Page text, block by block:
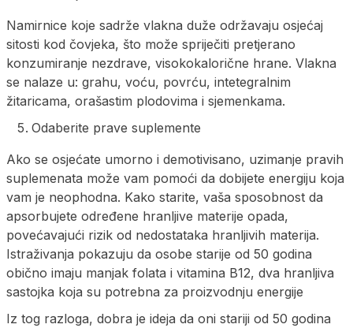
Namirnice koje sadrže vlakna duže održavaju osjećaj
sitosti kod čovjeka, što može spriječiti pretjerano
konzumiranje nezdrave, visokokalorične hrane. Vlakna
se nalaze u: grahu, voću, povrću, intetegralnim
žitaricama, orašastim plodovima i sjemenkama.
Odaberite prave suplemente
Ako se osjećate umorno i demotivisano, uzimanje pravih
suplemenata može vam pomoći da dobijete energiju koja
vam je neophodna. Kako starite, vaša sposobnost da
apsorbujete određene hranljive materije opada,
povećavajući rizik od nedostataka hranljivih materija.
Istraživanja pokazuju da osobe starije od 50 godina
obično imaju manjak folata i vitamina B12, dva hranljiva
sastojka koja su potrebna za proizvodnju energije
Iz tog razloga, dobra je ideja da oni stariji od 50 godina